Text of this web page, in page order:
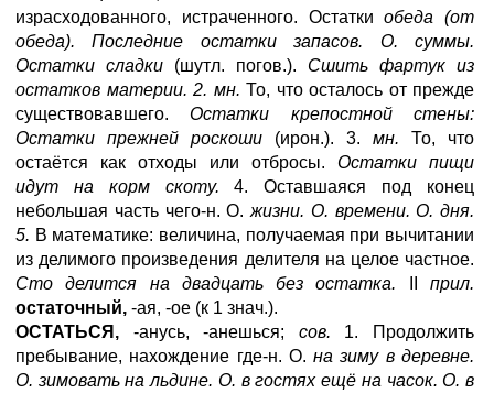
израсходованного, истраченного. Остаткиобеда (от
обеда). Последние остатки запасов. О. суммы.
Остатки сладки (шутл. погов.). Сшить фартук из
остатков материи. 2. мн. То, что осталось от прежде
существовавшего.Остатки крепостной стены:
Остатки прежней роскоши (ирон.). 3. мн. То, что
остаётся как отходы или отбросы. Остатки пищи
идут на корм скоту. 4. Оставшаяся под конец
небольшая часть чего-н. О. жизни. О. времени. О. дня.
5. В математике: величина, получаемая при вычитании
из делимого произведения делителя на целое частное.
Сто делится на двадцать без остатка. IIприл.
остаточный, -ая, -ое (к 1 знач.).
ОСТАТЬСЯ, -анусь, -анешься; сов. 1. Продолжить
пребывание, нахождение где-н. О.на зиму в деревне.
О. зимовать на льдине. О. в гостях ещё на часок. О. в